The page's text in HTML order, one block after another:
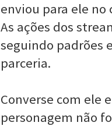
enviou para ele no
As ações dos
seguindo padrões
parceria.
Converse com ele
personagem não